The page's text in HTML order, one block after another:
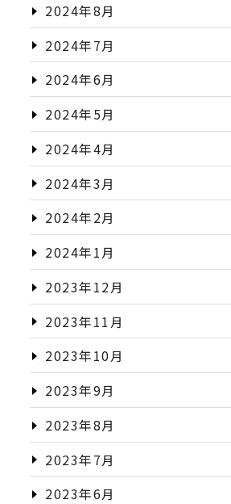
2024年8月
2024年7月
2024年6月
2024年5月
2024年4月
2024年3月
2024年2月
2024年1月
2023年12月
2023年11月
2023年10月
2023年9月
2023年8月
2023年7月
2023年6月